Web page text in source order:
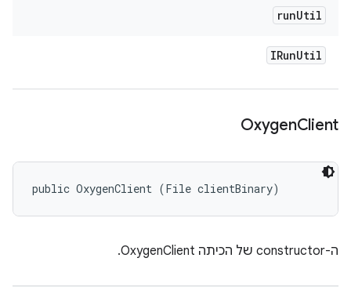
runUtil
IRunUtil
OxygenClient
public OxygenClient (File clientBinary)
ה-constructor של הכיתה OxygenClient.